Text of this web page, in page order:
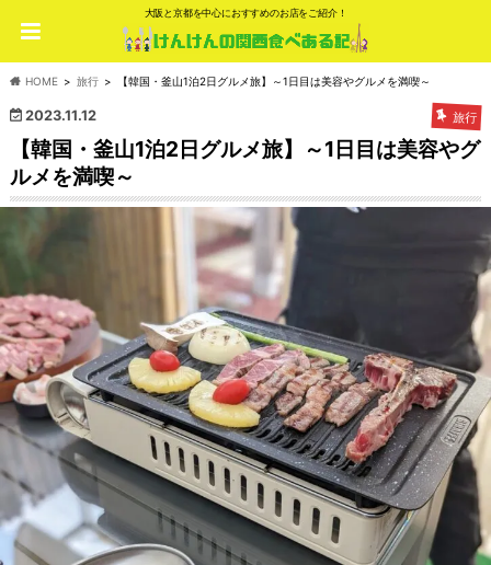
大阪と京都を中心におすすめのお店をご紹介！
HOME 旅行 【韓国・釜山1泊2日グルメ旅】～1日目は美容やグルメを満喫～
2023.11.12 旅行
【韓国・釜山1泊2日グルメ旅】～1日目は美容やグ
ルメを満喫～